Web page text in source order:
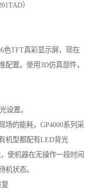
）
色TFT真彩显示屏，现在
配置。使用3D仿真部件，
设置。
场的能耗，GP4000系列采
机型都配有LED背光
使机器在无操作一段时间
机状态。
恢复